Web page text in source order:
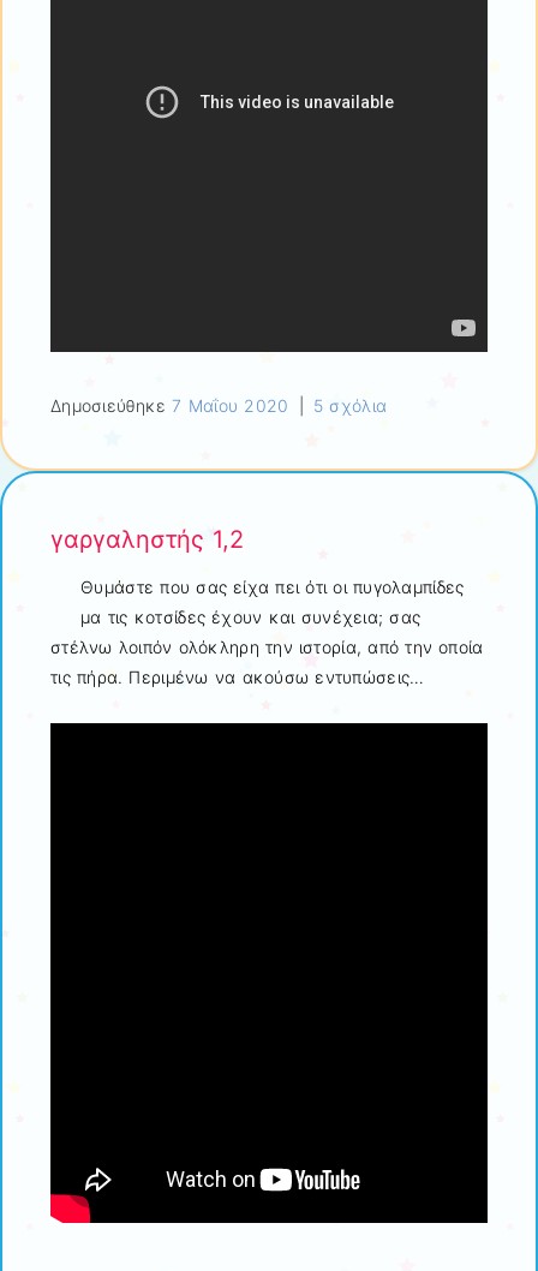
Δημοσιεύθηκε7 Μαΐου 2020 5 σχόλια
γαργαληστής 1,2
Θυμάστε που σας είχα πει ότι οι πυγολαμπίδες
μα τις κοτσίδες έχουν και συνέχεια; σας
στέλνω λοιπόν ολόκληρη την ιστορία, από την οποία
τις πήρα. Περιμένω να ακούσω εντυπώσεις…